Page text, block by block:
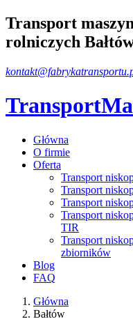
Transport
rolniczych
Główna
O firmie
Oferta
Transport
Transport
Transport
Transport
TIR
Transport
zbiorników
Blog
FAQ
Główna
Bałtów